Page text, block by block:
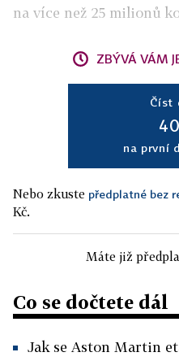
na více než 25 milionů
ZBÝVÁ VÁM
Číst
na první
Nebo zkuste předplatné bez
Kč.
Máte již
Co se dočtete dál
Jak se Aston Martin